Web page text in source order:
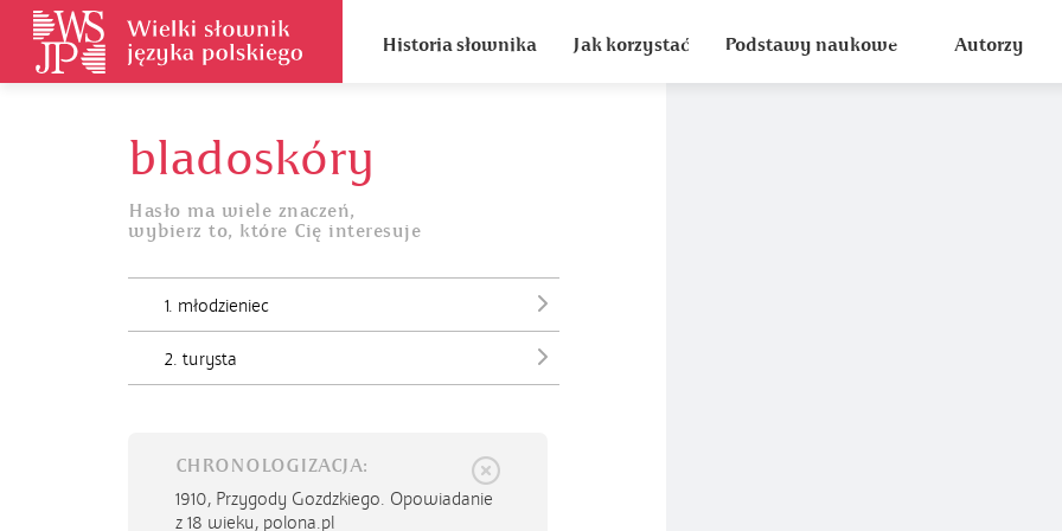
Historia słownika Jak korzystać Podstawy naukowe Autorzy
bladoskóry
Hasło ma wiele znaczeń,
wybierz to, które Cię interesuje
1. młodzieniec
2. turysta
CHRONOLOGIZACJA:
1910, Przygody Gozdzkiego. Opowiadanie
z 18 wieku, polona.pl